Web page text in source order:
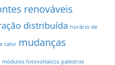
renováveis
distribuída horário de
calor mudanças
módulos fotovoltaicos palestras